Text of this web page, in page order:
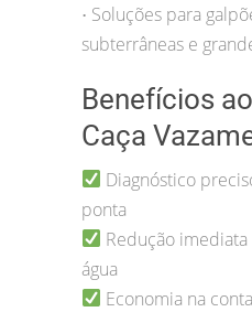
• Soluções para
subterrâneas e
Benefícios
Caça
Diagnóstico
ponta
Redução
água
Economia na